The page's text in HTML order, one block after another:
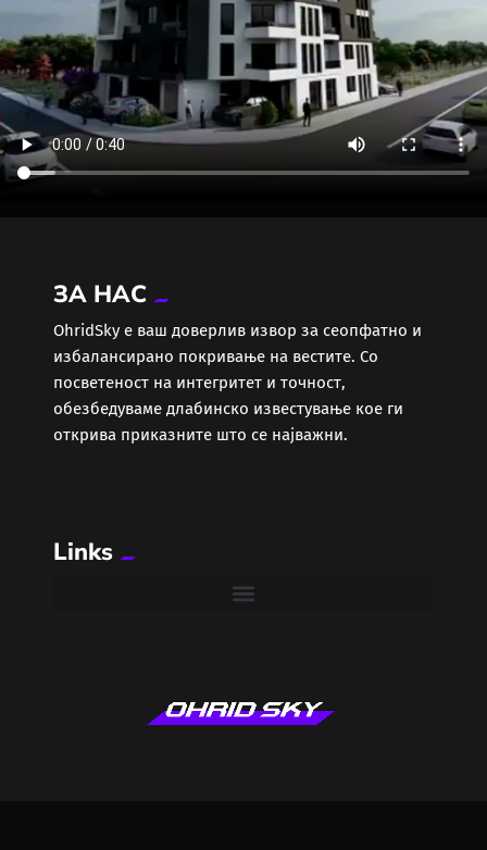
ЗА НАС
ОhridSky е ваш доверлив извор за сеопфатно и
избалансирано покривање на вестите. Со
посветеност на интегритет и точност,
обезбедуваме длабинско известување кое ги
открива приказните што се најважни.
Links